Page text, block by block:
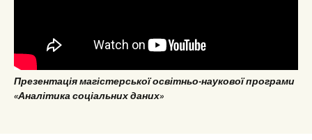
Презентація магістерської освітньо-наукової програми
«Аналітика соціальних даних»